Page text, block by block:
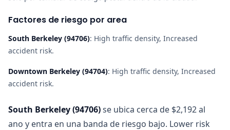
Factores de riesgo por area
South Berkeley (94706): High traffic density, Increased
accident risk.
Downtown Berkeley (94704): High traffic density, Increased
accident risk.
South Berkeley(94706)se ubica cerca de $2,192 al
ano y entra en una banda de riesgo bajo. Lower risk